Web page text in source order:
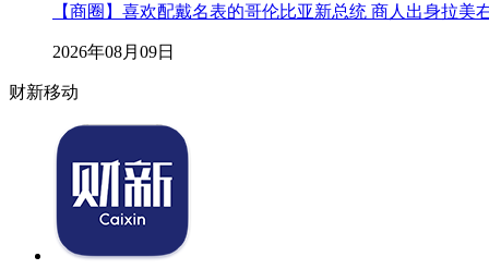
【商圈】喜欢配戴名表的哥伦比亚新总统 商人出身拉美
2026年08月09日
财新移动